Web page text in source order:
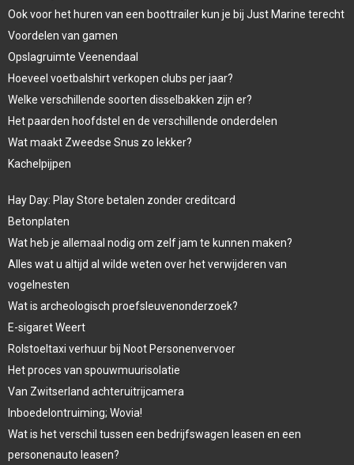
Ook voor het huren van een boottrailer kun je bij Just Marine terecht
Voordelen van gamen
Opslagruimte Veenendaal
Hoeveel voetbalshirt verkopen clubs per jaar?
Welke verschillende soorten disselbakken zijn er?
Het paarden hoofdstel en de verschillende onderdelen
Wat maakt Zweedse Snus zo lekker?
Kachelpijpen
Hay Day: Play Store betalen zonder creditcard
Betonplaten
Wat heb je allemaal nodig om zelf jam te kunnen maken?
Alles wat u altijd al wilde weten over het verwijderen van
vogelnesten
Wat is archeologisch proefsleuvenonderzoek?
E-sigaret Weert
Rolstoeltaxi verhuur bij Noot Personenvervoer
Het proces van spouwmuurisolatie
Van Zwitserland achteruitrijcamera
Inboedelontruiming; Wovia!
Wat is het verschil tussen een bedrijfswagen leasen en een
personenauto leasen?